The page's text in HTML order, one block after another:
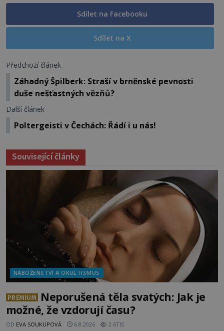
Sdílet na Facebooku
Sdílet na X
Předchozí článek
Záhadný Špilberk: Straší v brněnské pevnosti
duše nešťastných vězňů?
Další článek
Poltergeisti v Čechách: Řádí i u nás!
Související články
NÁBOŽENSTVÍ A OKULTISMUS
PREMIUM
Neporušená těla svatých: Jak je
možné, že vzdorují času?
OD EVA SOUKUPOVÁ 6.8.2026 2.6TIS